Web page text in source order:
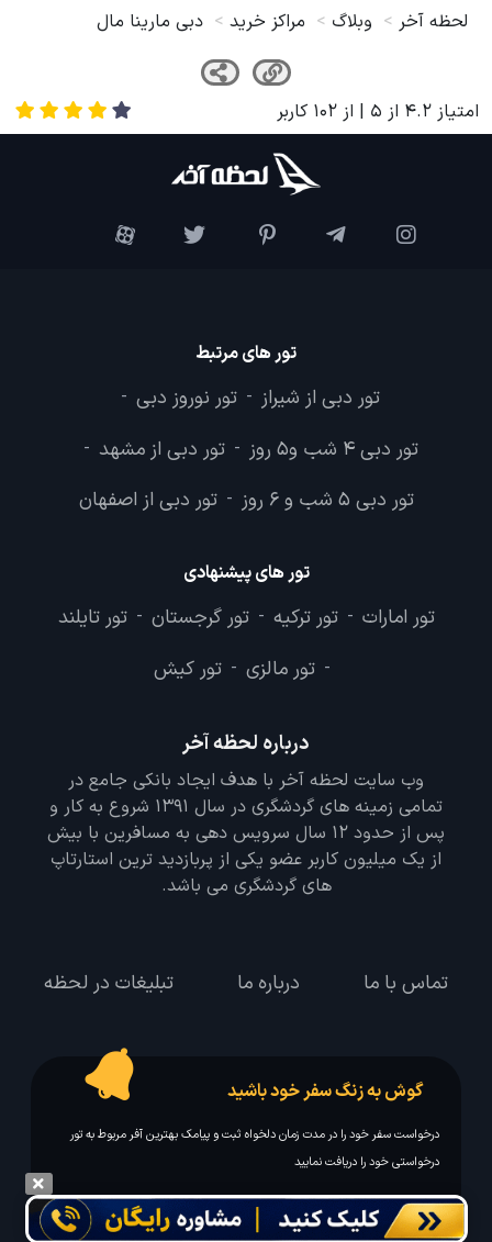
لحظه آخر وبلاگ مراکز خرید دبی مارینا مال
امتیاز 4.2 از 5 | از 102 کاربر
تور های مرتبط
تور دبی از شیراز - تور نوروز دبی -
تور دبی 4 شب و5 روز - تور دبی از مشهد -
تور دبی 5 شب و 6 روز - تور دبی از اصفهان
تور های پیشنهادی
تور امارات - تور ترکیه - تور گرجستان - تور تایلند
- تور مالزی - تور کیش
درباره لحظه آخر
وب سایت لحظه آخر با هدف ایجاد بانکی جامع در
تمامی زمینه های گردشگری در سال 1391 شروع به کار و
پس از حدود 12 سال سرویس دهی به مسافرین با بیش
از یک میلیون کاربر عضو یکی از پربازدید ترین استارتاپ
های گردشگری می باشد.
تماس با ما درباره ما تبلیغات در لحظه
گوش به زنگ سفر خود باشید
درخواست سفر خود را در مدت زمان دلخواه ثبت و پیامک بهترین آفر مربوط به تور
درخواستی خود را دریافت نمایید